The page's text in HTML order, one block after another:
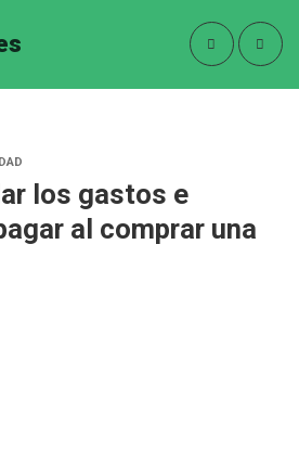
los gastos e
al comprar una